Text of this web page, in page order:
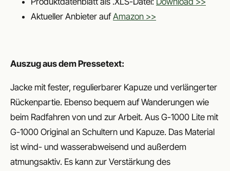
Aktueller Anbieter aufAmazon >>
Auszug aus dem Pressetext:
Jacke mit fester, regulierbarer Kapuze und verlängerter
Rückenpartie. Ebenso bequem auf Wanderungen wie
beim Radfahren von und zur Arbeit. Aus G-1000 Lite mit
G-1000 Original an Schultern und Kapuze. Das Material
ist wind- und wasserabweisend und außerdem
atmungsaktiv. Es kann zur Verstärkung des